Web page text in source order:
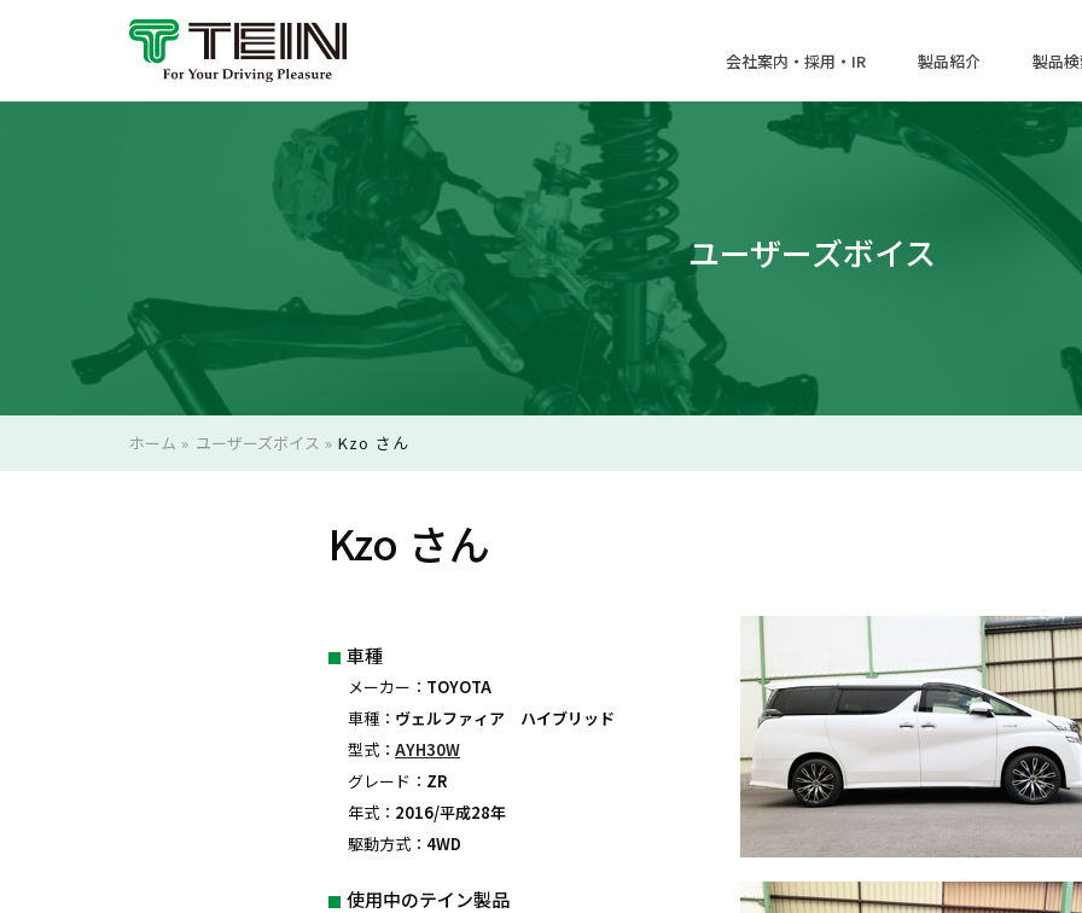
会社案内・採用・IR 製品紹介 製品
ユーザーズボイス
ホーム » ユーザーズボイス »Kzo さん
Kzo さん
車種
メーカー： TOYOTA
車種： ヴェルファィア ハイブリッド
型式： AYH30W
グレード： ZR
年式： 2016/平成28年
駆動方式： 4WD
使用中のテイン製品